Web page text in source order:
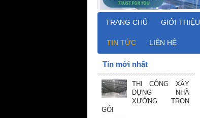
Tin mới nhất
THI CÔNG XÂY
DỰNG NHÀ
XƯỞNG TRỌN
GÓI
TRANG CHỦ GIỚI THIỆU
TIN TỨC LIÊN HỆ